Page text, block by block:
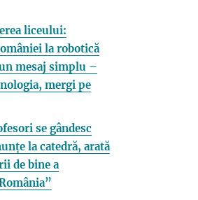
liceului:
la robotică
mesaj simplu –
mergi pe
se gândesc
la catedră, arată
de bine a